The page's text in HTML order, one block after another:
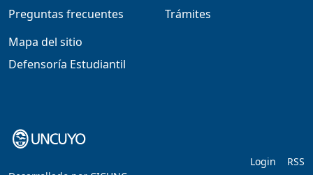
Preguntas frecuentes
Trámites
Mapa del sitio
Defensoría Estudiantil
Login
RSS